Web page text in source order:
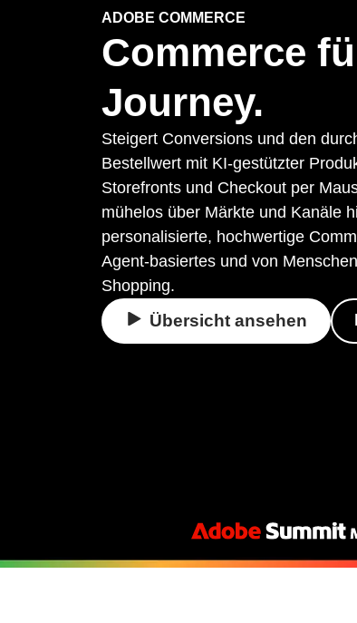
ADOBE COMMERCE
Commerce
Journey.
Steigert Conversions und den
Bestellwert mit KI-gestützter
Storefronts und Checkout per
mühelos über Märkte und Kanäle
personalisierte, hochwertige
Agent-basiertes und von
Shopping.
Übersicht ansehen